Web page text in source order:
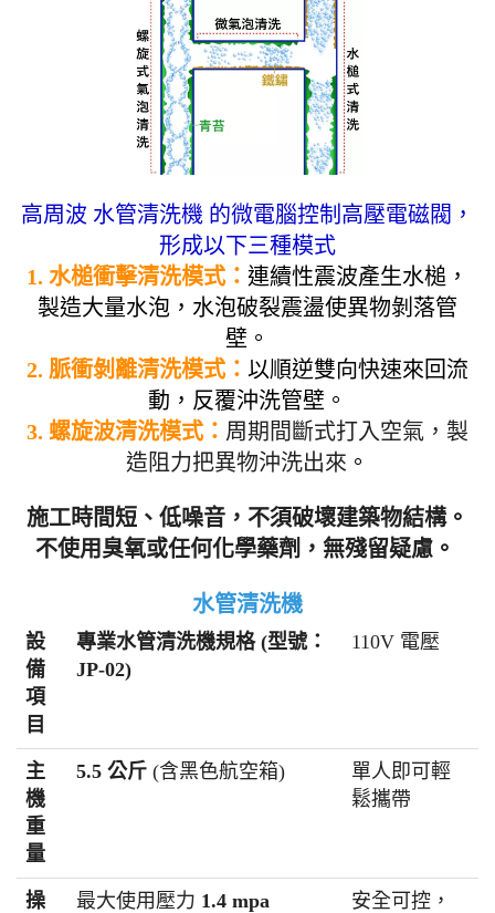
高周波 水管清洗機 的微電腦控制高壓電磁閥，
形成以下三種模式
1. 水槌衝擊清洗模式： 連續性震波產生水槌，
製造大量水泡，水泡破裂震盪使異物剝落管
壁。
2. 脈衝剝離清洗模式： 以順逆雙向快速來回流
動，反覆沖洗管壁 。
3. 螺旋波清洗模式： 周期間斷式打入空氣，製
造阻力把異物沖洗出來 。
施工時間短、低噪音，不須破壞建築物結構。
不使用臭氧或任何化學藥劑，無殘留疑慮。
水管清洗機
設
備
項
目
專業水管清洗機規格 (型號：
JP-02)
110V 電壓
主
機
重
量
5.5 公斤 (含黑色航空箱)
單人即可輕
鬆攜帶
操
最大使用壓力 1.4 mpa
安全可控，